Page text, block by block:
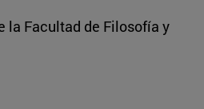
la Facultad de Filosofía y